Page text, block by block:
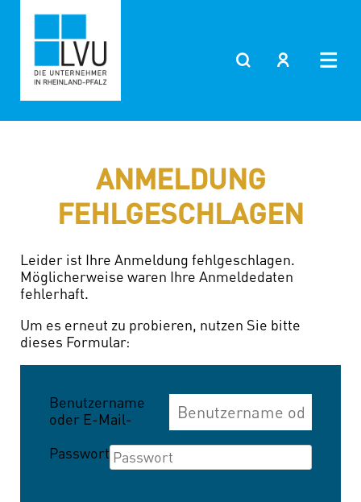
springen
ANMELDUNG
FEHLGESCHLAGEN
Leider ist Ihre Anmeldung fehlgeschlagen.
Möglicherweise waren Ihre Anmeldedaten
fehlerhaft.
Um es erneut zu probieren, nutzen Sie bitte
dieses Formular:
Benutzername
oder E-Mail-
Passwort